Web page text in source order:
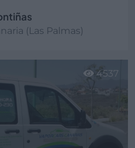
(Las Palmas)
4537